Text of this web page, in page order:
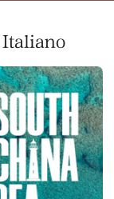
Italiano